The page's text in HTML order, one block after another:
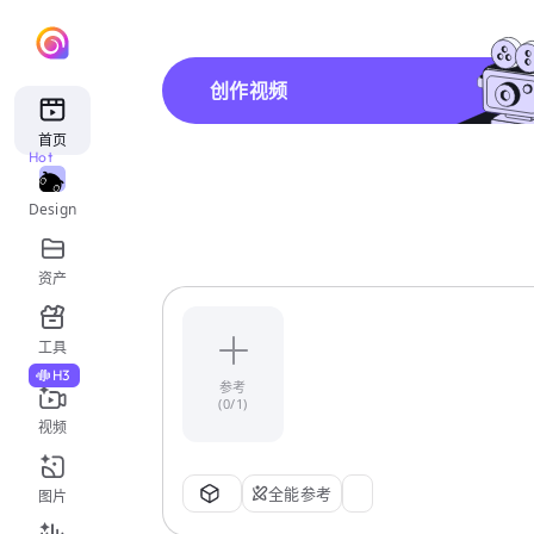
首页
Design
Hot
资产
工具
视频
H3
图片
创作视频
参考
(0/1)
全能参考